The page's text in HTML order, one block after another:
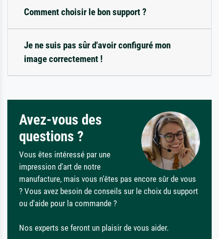
Comment choisir le bon support ?
Je ne suis pas sûr d'avoir configuré mon
image correctement !
Avez-vous des
questions ?
Vous êtes intéressé par une
impression d'art de notre
manufacture, mais vous n'êtes pas encore sûr de vous
? Vous avez besoin de conseils sur le choix du support
ou d'aide pour la commande ?
Nos experts se feront un plaisir de vous aider.